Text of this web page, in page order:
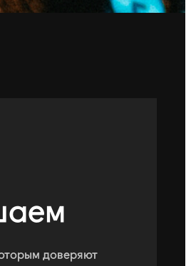
доверяют